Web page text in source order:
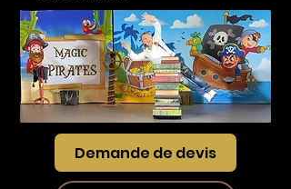
Demande de devis